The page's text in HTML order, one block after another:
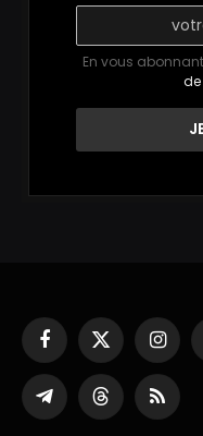
En vous
Facebook
X
(Twitter)
Partager
sur
ThreadsRSS